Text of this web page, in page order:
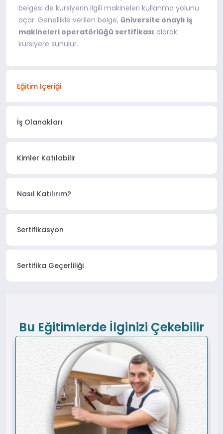
belgesi de kursiyerin ilgili makineleri kullanma yolunu
açar. Genellikle verilen belge, üniversite onaylı iş
makineleri operatörlüğü sertifikası olarak
kursiyere sunulur.
Eğitim İçeriği
İş Olanakları
Kimler Katılabilir
Nasıl Katılırım?
Sertifikasyon
Sertifika Geçerliliği
Bu Eğitimlerde İlginizi Çekebilir